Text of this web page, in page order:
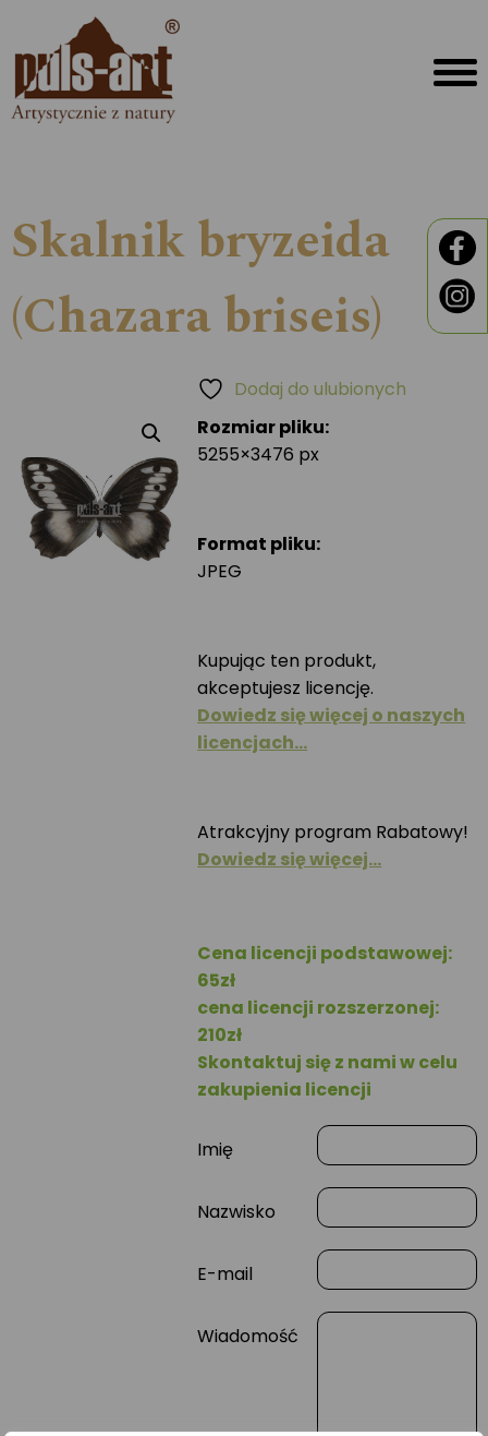
Skalnik bryzeida
(Chazara briseis)
Rozmiar pliku:
5255×3476 px
Format pliku:
JPEG
Kupując ten produkt,
akceptujesz licencję.
Dowiedz się więcej o naszych
licencjach…
Atrakcyjny program Rabatowy!
Dowiedz się więcej…
Cena licencji podstawowej:
65zł
cena licencji rozszerzonej:
210zł
Skontaktuj się z nami w celu
zakupienia licencji
Imię
Nazwisko
E-mail
Wiadomość
Dodaj do ulubionych